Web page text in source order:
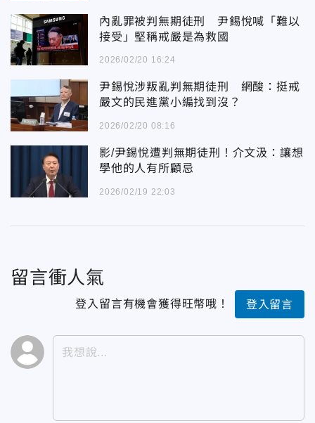
內亂罪被判無期徒刑 尹錫悅喊「難以
接受」堅稱戒嚴是為救國
2026/02/20 16:24
尹錫悅涉叛亂判無期徒刑 網酸：挺戒
嚴文的民進黨小編找到沒？
2026/02/20 08:16
影/尹錫悅遭判無期徒刑！介文汲：讓想
學他的人有所顧忌
2026/02/19 22:03
留言衝人氣
登入留言有機會獲得旺幣哦！ 登入留言